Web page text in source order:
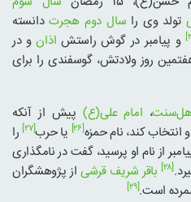
تولد وی را سال دوم هجرتدانسته‌
و پیامبر در گوش راستش اذانو در
روز ولادتش، گوسفندی را برای
، امام علی(ع)پیش از آنکه
انتخاب کند، نام حمزه[۲۶] یا حرب[۲۷]
را
از نام او پرسید، گفت در نامگذاری
[۲۸] باقر شریف قرشی از پژوهشگران
است.[۲۹]